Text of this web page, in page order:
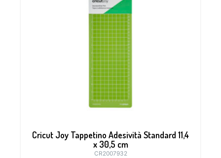
Cricut Joy Tappetino Adesività Standard 11,4
x 30,5 cm
CR2007932